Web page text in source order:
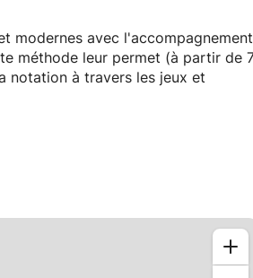
modernes avec l'accompagnement
(à partir de 7
notation à travers les jeux et
et rapidement,